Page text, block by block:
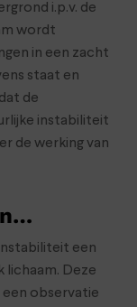
i.p.v. de
wordt
in een zacht
staat en
de
instabiliteit
de werking van
een
Deze
observatie